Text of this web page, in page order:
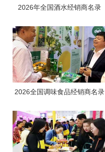
2026年全国酒水经销商名录
2026全国调味食品经销商名录